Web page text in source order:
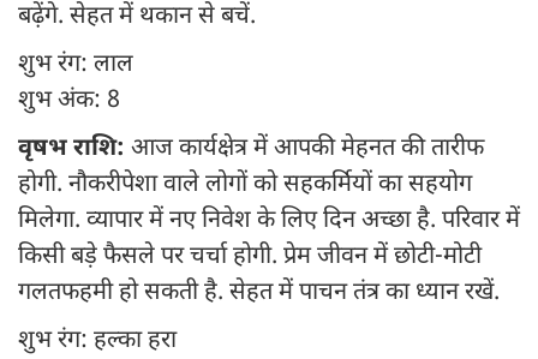
बढ़ेंगे. सेहत में थकान से बचें.
शुभ रंग: लाल
शुभ अंक: 8
वृषभ राशि: आज कार्यक्षेत्र में आपकी मेहनत की तारीफ
होगी. नौकरीपेशा वाले लोगों को सहकर्मियों का सहयोग
मिलेगा. व्यापार में नए निवेश के लिए दिन अच्छा है. परिवार में
किसी बड़े फैसले पर चर्चा होगी. प्रेम जीवन में छोटी-मोटी
गलतफहमी हो सकती है. सेहत में पाचन तंत्र का ध्यान रखें.
शुभ रंग: हल्का हरा